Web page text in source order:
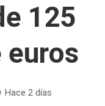
125
euros
Hace 2 días